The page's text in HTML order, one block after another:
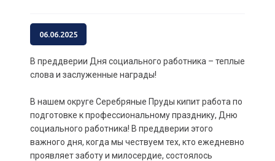
06.06.2025
В преддверии Дня социального работника – теплые
слова и заслуженные награды!
В нашем округе Серебряные Пруды кипит работа по
подготовке к профессиональному празднику, Дню
социального работника! В преддверии этого
важного дня, когда мы чествуем тех, кто ежедневно
проявляет заботу и милосердие, состоялось